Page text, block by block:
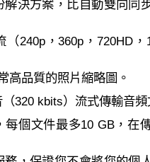
解決方案，比自動雙向同
（240p，360p，720HD
高品質的照片縮略圖。
320 kbits）流式傳輸音
每個文件最多10 GB，在